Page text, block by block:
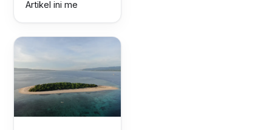
Artikel ini me